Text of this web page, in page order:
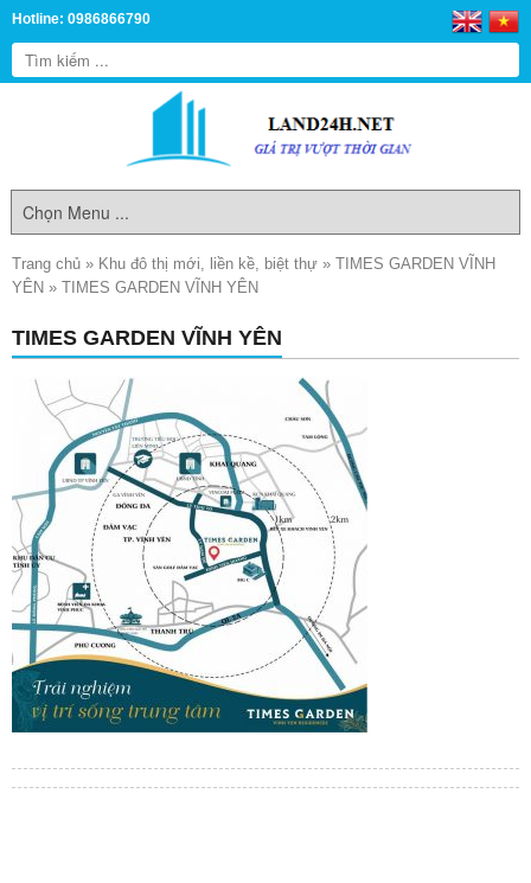
Hotline: 0986866790
Trang chủ » Khu đô thị mới, liền kề, biệt thự » TIMES GARDEN VĨNH
YÊN » TIMES GARDEN VĨNH YÊN
TIMES GARDEN VĨNH YÊN